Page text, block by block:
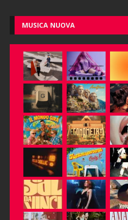
MUSICA NUOVA